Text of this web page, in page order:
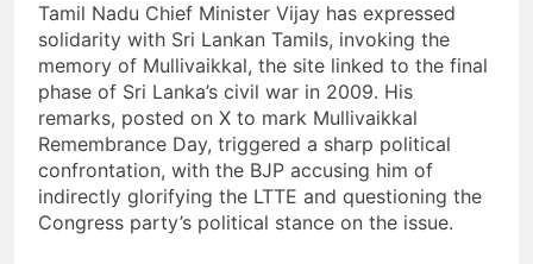
Tamil Nadu Chief Minister Vijay has expressed
solidarity with Sri Lankan Tamils, invoking the
memory of Mullivaikkal, the site linked to the final
phase of Sri Lanka’s civil war in 2009. His
remarks, posted on X to mark Mullivaikkal
Remembrance Day, triggered a sharp political
confrontation, with the BJP accusing him of
indirectly glorifying the LTTE and questioning the
Congress party’s political stance on the issue.